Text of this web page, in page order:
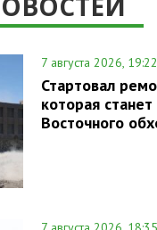
7 августа 2026, 19:22
Стартовал
которая
Восточного